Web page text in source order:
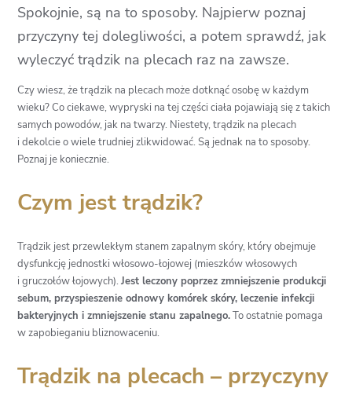
Spokojnie, są na to sposoby. Najpierw poznaj
przyczyny tej dolegliwości, a potem sprawdź, jak
wyleczyć trądzik na plecach raz na zawsze.
Czy wiesz, że trądzik na plecach może dotknąć osobę w każdym
wieku? Co ciekawe, wypryski na tej części ciała pojawiają się z takich
samych powodów, jak na twarzy. Niestety, trądzik na plecach
i dekolcie o wiele trudniej zlikwidować. Są jednak na to sposoby.
Poznaj je koniecznie.
Czym jest trądzik?
Trądzik jest przewlekłym stanem zapalnym skóry, który obejmuje
dysfunkcję jednostki włosowo-łojowej (mieszków włosowych
i gruczołów łojowych).Jest leczony poprzez zmniejszenie produkcji
sebum, przyspieszenie odnowy komórek skóry, leczenie infekcji
bakteryjnych i zmniejszenie stanu zapalnego.To ostatnie pomaga
w zapobieganiu bliznowaceniu.
Trądzik na plecach – przyczyny